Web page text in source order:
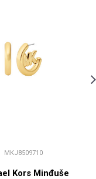
MKJ8509710
Kors Minđuše